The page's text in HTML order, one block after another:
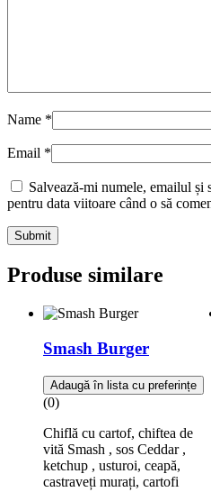
Name *
Email *
Salvează-mi numele, emailul și
pentru data viitoare când o să
Submit
Produse similare
Smash Burger
Adaugă în lista cu preferințe
(0)
Chiflă cu cartof, chiftea de
vită Smash , sos Ceddar ,
ketchup , usturoi, ceapă,
castraveți murați, cartofi